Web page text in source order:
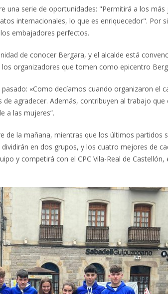
una serie de oportunidades: "Permitirá a los
internacionales, lo que es enriquecedor". Por
embajadores perfectos.
de conocer Bergara, y el alcalde está
organizadores que tomen como epicentro
«Como decíamos cuando organizaron el
agradecer. Además, contribuyen al trabajo
a las mujeres”.
de la mañana, mientras que los últimos partidos
en dos grupos, y los cuatro mejores de
y competirá con el CPC Vila-Real de Castellón,